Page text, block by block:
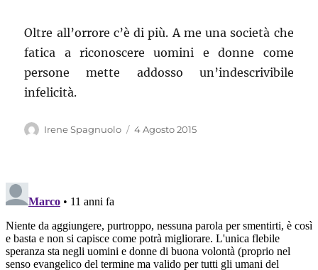
Oltre all’orrore c’è di più. A me una società che
fatica a riconoscere uomini e donne come
persone mette addosso un’indescrivibile
infelicità.
Autore
Irene Spagnuolo
Pubblicato
4 Agosto 2015